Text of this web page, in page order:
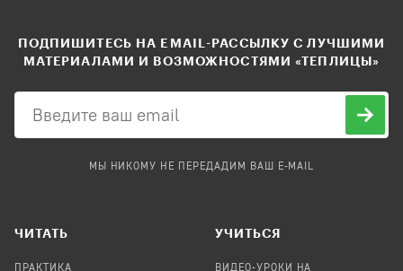
ПОДПИШИТЕСЬ НА EMAIL-РАССЫЛКУ С ЛУЧШИМИ
МАТЕРИАЛАМИ И ВОЗМОЖНОСТЯМИ «ТЕПЛИЦЫ»
МЫ НИКОМУ НЕ ПЕРЕДАДИМ ВАШ E-MAIL
ЧИТАТЬ
ПРАКТИКА
УЧИТЬСЯ
ВИДЕО-УРОКИ НА